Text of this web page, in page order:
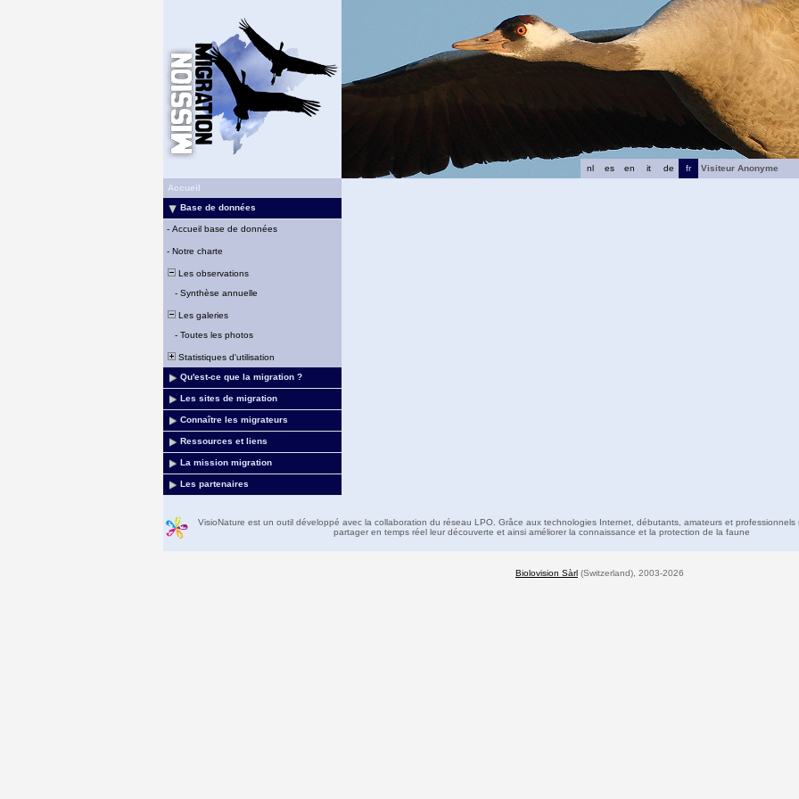
fr
de
it
en
es
nl
Visiteur Anonyme
Accueil
Base de données
- Accueil base de données
- Notre charte
Les observations
- Synthèse annuelle
Les galeries
- Toutes les photos
Statistiques d'utilisation
Qu'est-ce que la migration ?
Les sites de migration
Connaître les migrateurs
Ressources et liens
La mission migration
Les partenaires
VisioNature est un outil développé avec la collaboration du réseau LPO. Grâce aux technologies Internet, débutants, amateurs et professionnels
partager en temps réel leur découverte et ainsi améliorer la connaissance et la protection de la faune
Biolovision Sàrl (Switzerland), 2003-2026